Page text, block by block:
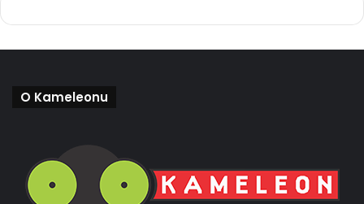
O Kameleonu